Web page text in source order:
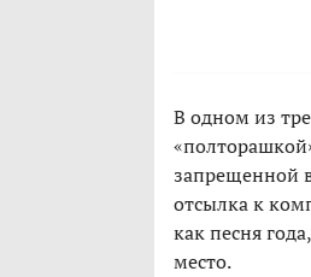
В одном из
запрещенной
отсылка к
как песня
место.